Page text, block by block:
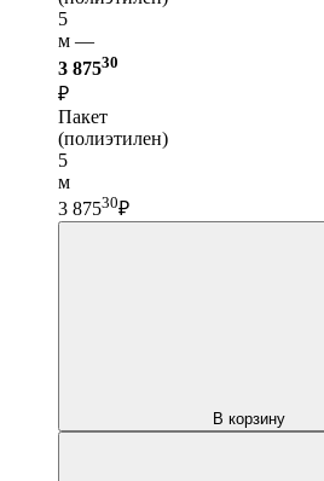
5
м —
3 87530
₽
Пакет
(полиэтилен)
5
м
3 87530₽
В корзину